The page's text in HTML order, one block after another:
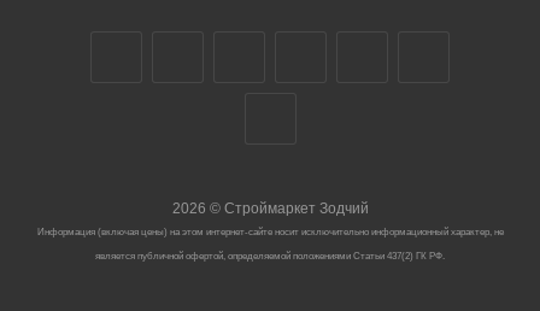
2026 ©Строймаркет Зодчий
Информация (включая цены) на этом интернет-сайте носит исключительно информационный характер, не
является публичной офертой, определяемой положениями Статьи 437(2) ГК РФ.